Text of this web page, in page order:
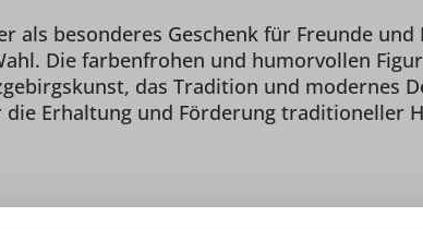
als besonderes Geschenk für Freunde
Die farbenfrohen und humorvollen
das Tradition und modernes
Erhaltung und Förderung traditioneller